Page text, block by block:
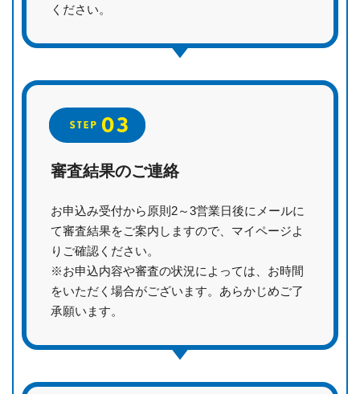
ください。
審査結果のご連絡
お申込み受付から原則2～3営業日後にメールに
て審査結果をご案内しますので、マイページよ
りご確認ください。
※お申込内容や審査の状況によっては、お時間
をいただく場合がございます。あらかじめご了
承願います。